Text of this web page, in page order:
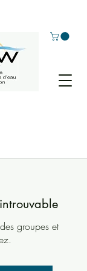
groupes et